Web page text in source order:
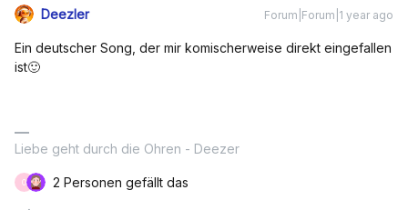
Deezler Forum|Forum|1 year ago
Ein deutscher Song, der mir komischerweise direkt eingefallen
ist🙂
Liebe geht durch die Ohren - Deezer
O 2 Personen gefällt das